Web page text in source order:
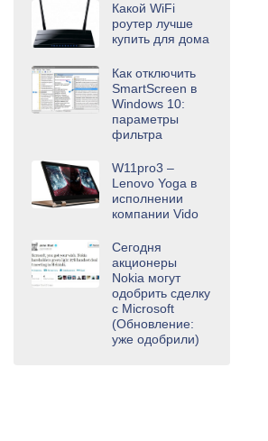
Какой WiFi
роутер лучше
купить для дома
Как отключить
SmartScreen в
Windows 10:
параметры
фильтра
W11pro3 –
Lenovo Yoga в
исполнении
компании Vido
Сегодня
акционеры
Nokia могут
одобрить сделку
с Microsoft
(Обновление:
уже одобрили)